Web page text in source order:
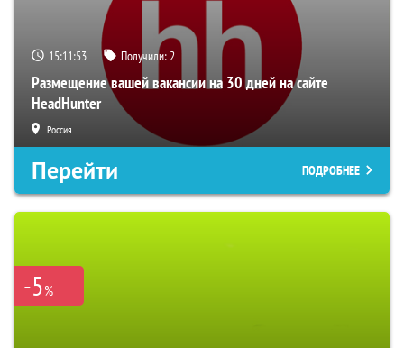
15:11:52 Получили:2
Размещение вашей вакансии на 30 дней на сайте
HeadHunter
Россия
Перейти ПОДРОБНЕЕ
-5%